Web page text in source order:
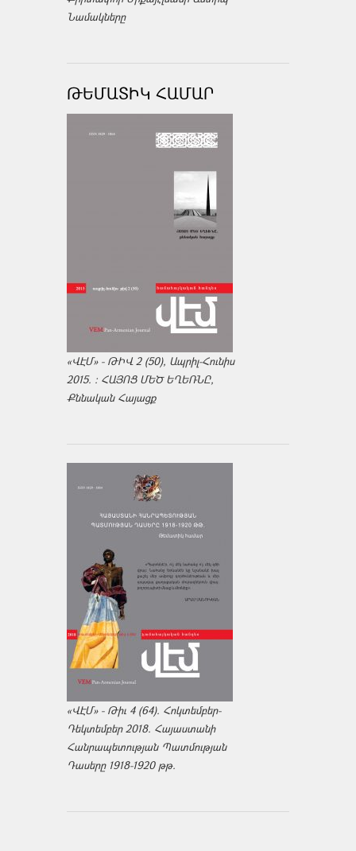
Նամակները
ԹԵՄԱՏԻԿ ՀԱՄԱՐ
«ՎԷՄ» - ԹԻՎ 2 (50), Ապրիլ-Հունիս
2015. : ՀԱՅՈՑ ՄԵԾ ԵՂԵՌՆԸ,
Քննական Հայացք
«ՎԷՄ» - Թիւ 4 (64). Հոկտեմբեր-
Դեկտեմբեր 2018. Հայաստանի
Հանրապետության Պատմության
Դասերը 1918-1920 թթ.